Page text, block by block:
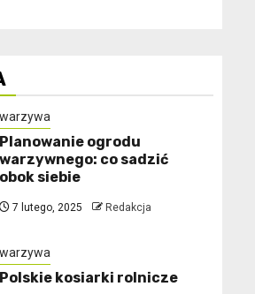
warzywa
Planowanie ogrodu
warzywnego: co sadzić
obok siebie
7 lutego, 2025 Redakcja
warzywa
Polskie kosiarki rolnicze